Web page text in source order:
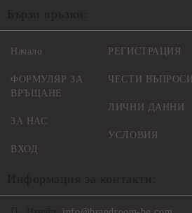
Начало
ФОРМУЛЯР ЗА
ВРЪЩАНЕ
ЗА НАС
ВХОД
РЕГИСТРАЦИЯ
ЧЕСТИ ВЪПРОСИ
ЛИЧНИ ДАННИ
УСЛОВИЯ